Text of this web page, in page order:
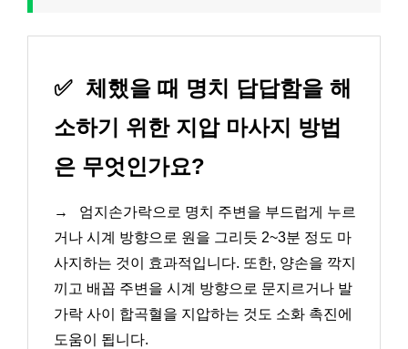
✅ 체했을 때 명치 답답함을 해
소하기 위한 지압 마사지 방법
은 무엇인가요?
→
엄지손가락으로 명치 주변을 부드럽게 누르
거나 시계 방향으로 원을 그리듯 2~3분 정도 마
사지하는 것이 효과적입니다. 또한, 양손을 깍지
끼고 배꼽 주변을 시계 방향으로 문지르거나 발
가락 사이 합곡혈을 지압하는 것도 소화 촉진에
도움이 됩니다.